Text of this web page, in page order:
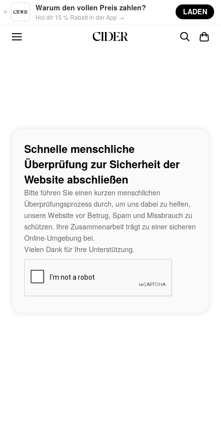
Skip to main content
Warum den vollen Preis zahlen?
Hol dir 15 % Rabatt in der App →
LADEN
Schnelle menschliche
Überprüfung zur Sicherheit der
Website abschließen
Bitte führen Sie einen kurzen menschlichen
Überprüfungsprozess durch, um uns dabei zu helfen,
unsere Website vor Betrug, Spam und Missbrauch zu
schützen. Ihre Zusammenarbeit trägt zu einer sicheren
Online-Umgebung bei.
Vielen Dank für Ihre Unterstützung.